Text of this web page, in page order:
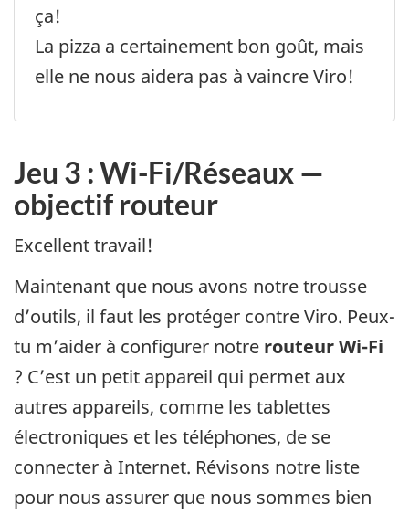
ça!
La pizza a certainement bon goût, mais
elle ne nous aidera pas à vaincre Viro!
Jeu 3 : Wi-Fi/Réseaux —
objectif routeur
Excellent travail!
Maintenant que nous avons notre trousse
d’outils, il faut les protéger contre Viro. Peux-
tu m’aider à configurer notre routeur Wi-Fi
? C’est un petit appareil qui permet aux
autres appareils, comme les tablettes
électroniques et les téléphones, de se
connecter à Internet. Révisons notre liste
pour nous assurer que nous sommes bien